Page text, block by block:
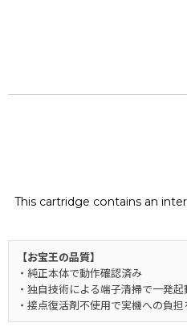
This cartridge contains an
【お宝王の品質】
・純正本体で動作確認済み
・独自技術による端子清掃で一発
・接点復活剤不使用で実機への負